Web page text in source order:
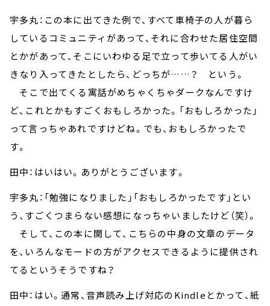
宇多丸：この本に出てきた例で、すべて車椅子の人が暮ら
しているコミュニティがあって、それに合わせた居住空間
とかがあって、そこにいわゆる足で立って歩いてる人がい
きなり入ってきたとしたら、どっちが……？ という。
そこで出てくる寓話がめちゃくちゃダークなんですけ
ど、これとかもすごくおもしろかった。「おもしろかった」
って言っちゃあれですけどね。でも、おもしろかったで
す。
田中：はいはい。ありがとうございます。
宇多丸：「勉強になりました」「おもしろかったです」とい
う、すごくつまらない感想になっちゃいましたけど（笑）。
そして、この本に関して、こちらの中身の文章のデータ
を、いろんなモードの方がアクセスできるように提供され
てるというそうですね？
田中：はい。通常、音声読み上げ対応のKindleとかって、紙